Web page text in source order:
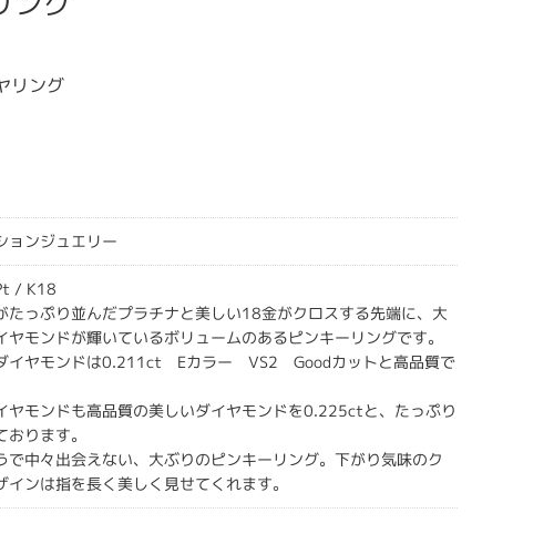
リング
ョンジュエリー
/ K18
たっぷり並んだプラチナと美しい18金がクロスする先端に、大
ヤモンドが輝いているボリュームのあるピンキーリングです。
イヤモンドは0.211ct Eカラー VS2 Goodカットと高品質で
ヤモンドも高品質の美しいダイヤモンドを0.225ctと、たっぷり
おります。
で中々出会えない、大ぶりのピンキーリング。下がり気味のク
インは指を長く美しく見せてくれます。